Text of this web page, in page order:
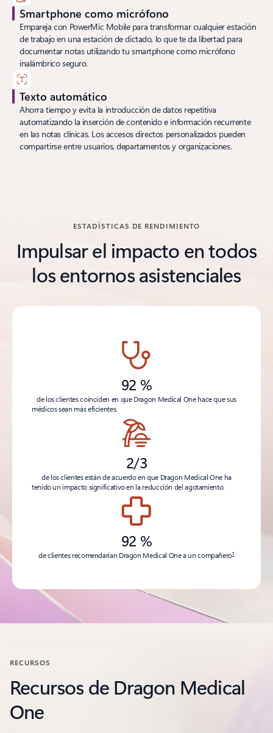
Smartphone como micrófono
Empareja con PowerMic Mobile para transformar cualquier estación
de trabajo en una estación de dictado, lo que te da libertad para
documentar notas utilizando tu smartphone como micrófono
inalámbrico seguro.
Texto automático
Ahorra tiempo y evita la introducción de datos repetitiva
automatizando la inserción de contenido e información recurrente
en las notas clínicas. Los accesos directos personalizados pueden
compartirse entre usuarios, departamentos y organizaciones.
ESTADÍSTICAS DE RENDIMIENTO
Impulsar el impacto en todos
los entornos asistenciales
92 %
de los clientes coinciden en que Dragon Medical One hace que sus
médicos sean más eficientes.
2/3
de los clientes están de acuerdo en que Dragon Medical One ha
tenido un impacto significativo en la reducción del agotamiento.
92 %
de clientes recomendarían Dragon Medical One a un compañero1
RECURSOS
Recursos de Dragon Medical
One